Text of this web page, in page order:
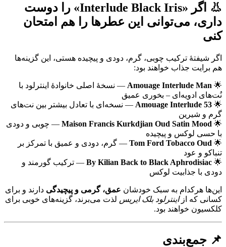
👃 اگر «Interlude Black Iris» را دوست
داری، می‌توانی این عطرها را هم امتحان
کنی
اگر شیفتهٔ ترکیب چوبی، گرم، دودی و پیچیده هستی، این گزینه‌ها
هم برایت جذاب خواهند بود:
🌟
Amouage Interlude Man — نسخهٔ اصلی خانوادهٔ اینترلود با
نُت‌های ادویه‌ای – بخوری عمیق
🌟
Amouage Interlude 53 — نسخه‌ای با تعادل بیشتر بین نت‌های
گرم و شیرین
🌟
Maison Francis Kurkdjian Oud Satin Mood — چوبی و دودی
با حسی لوکس و پیچیده
🌟
Tom Ford Tobacco Oud — گرم، دودی و عمیق با تمرکز بر
تنباکو و عود
🌟
By Kilian Back to Black Aphrodisiac — ترکیب گورمند و
دودی با جذابیت لوکس
این‌ها هرکدام به سبک خودشان عمق، گرمی و پیچیدگی دارند و برای
کسانی که ازاینترلود بلک ایریس لذت می‌برند، گزینه‌های خوبی برای
کلکسیون خواهند بود.
📌 جمع‌بندی